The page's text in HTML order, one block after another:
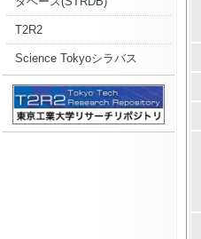
T2R2
Science Tokyoシラバス